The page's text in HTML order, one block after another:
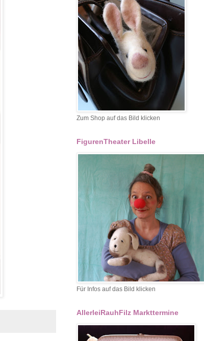
Zum Shop auf das Bild klicken
FigurenTheater Libelle
Für Infos auf das Bild klicken
AllerleiRauhFilz Markttermine